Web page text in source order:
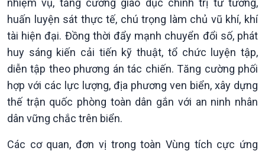
nhiệm vụ, tăng cường giáo dục chính trị tư tưởng,
huấn luyện sát thực tế, chú trọng làm chủ vũ khí, khí
tài hiện đại. Đồng thời đẩy mạnh chuyển đổi số, phát
huy sáng kiến cải tiến kỹ thuật, tổ chức luyện tập,
diễn tập theo phương án tác chiến. Tăng cường phối
hợp với các lực lượng, địa phương ven biển, xây dựng
thế trận quốc phòng toàn dân gắn với an ninh nhân
dân vững chắc trên biển.
Các cơ quan, đơn vị trong toàn Vùng tích cực ứng